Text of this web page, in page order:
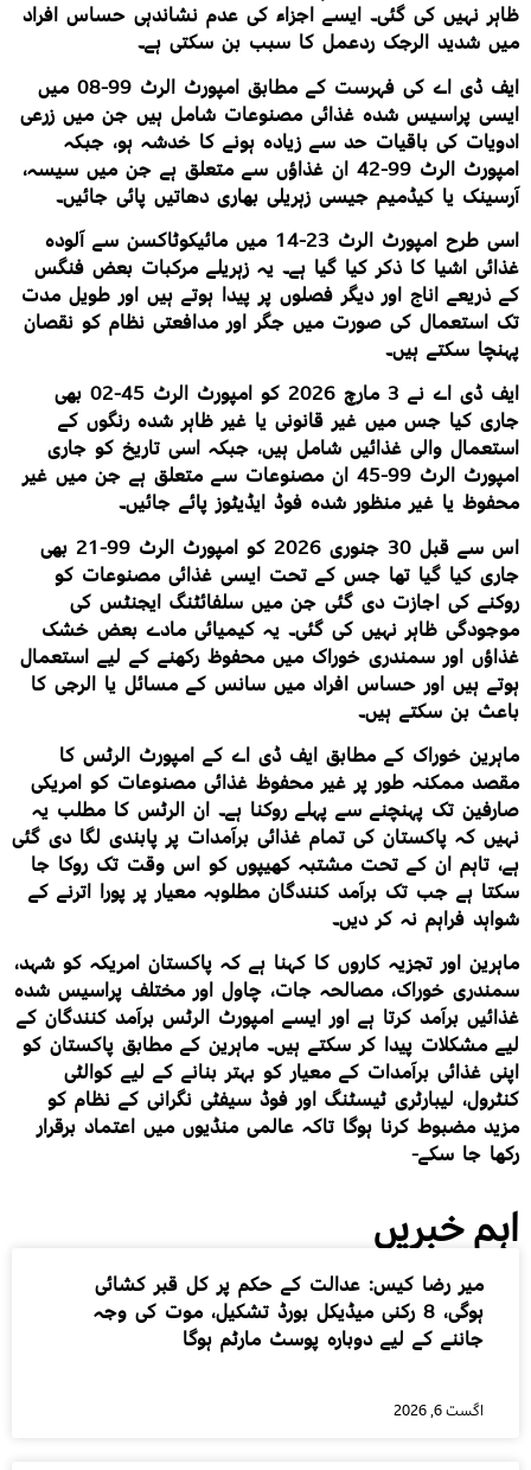
ظاہر نہیں کی گئی۔ ایسے اجزاء کی عدم نشاندہی حساس افراد
میں شدید الرجک ردعمل کا سبب بن سکتی ہے۔
ایف ڈی اے کی فہرست کے مطابق امپورٹ الرٹ 99-08 میں
ایسی پراسیس شدہ غذائی مصنوعات شامل ہیں جن میں زرعی
ادویات کی باقیات حد سے زیادہ ہونے کا خدشہ ہو، جبکہ
امپورٹ الرٹ 99-42 ان غذاؤں سے متعلق ہے جن میں سیسہ،
آرسینک یا کیڈمیم جیسی زہریلی بھاری دھاتیں پائی جائیں۔
اسی طرح امپورٹ الرٹ 23-14 میں مائیکوٹاکسن سے آلودہ
غذائی اشیا کا ذکر کیا گیا ہے۔ یہ زہریلے مرکبات بعض فنگس
کے ذریعے اناج اور دیگر فصلوں پر پیدا ہوتے ہیں اور طویل مدت
تک استعمال کی صورت میں جگر اور مدافعتی نظام کو نقصان
پہنچا سکتے ہیں۔
ایف ڈی اے نے 3 مارچ 2026 کو امپورٹ الرٹ 45-02 بھی
جاری کیا جس میں غیر قانونی یا غیر ظاہر شدہ رنگوں کے
استعمال والی غذائیں شامل ہیں، جبکہ اسی تاریخ کو جاری
امپورٹ الرٹ 99-45 ان مصنوعات سے متعلق ہے جن میں غیر
محفوظ یا غیر منظور شدہ فوڈ ایڈیٹوز پائے جائیں۔
اس سے قبل 30 جنوری 2026 کو امپورٹ الرٹ 99-21 بھی
جاری کیا گیا تھا جس کے تحت ایسی غذائی مصنوعات کو
روکنے کی اجازت دی گئی جن میں سلفائٹنگ ایجنٹس کی
موجودگی ظاہر نہیں کی گئی۔ یہ کیمیائی مادے بعض خشک
غذاؤں اور سمندری خوراک میں محفوظ رکھنے کے لیے استعمال
ہوتے ہیں اور حساس افراد میں سانس کے مسائل یا الرجی کا
باعث بن سکتے ہیں۔
ماہرین خوراک کے مطابق ایف ڈی اے کے امپورٹ الرٹس کا
مقصد ممکنہ طور پر غیر محفوظ غذائی مصنوعات کو امریکی
صارفین تک پہنچنے سے پہلے روکنا ہے۔ ان الرٹس کا مطلب یہ
نہیں کہ پاکستان کی تمام غذائی برآمدات پر پابندی لگا دی گئی
ہے، تاہم ان کے تحت مشتبہ کھیپوں کو اس وقت تک روکا جا
سکتا ہے جب تک برآمد کنندگان مطلوبہ معیار پر پورا اترنے کے
شواہد فراہم نہ کر دیں۔
ماہرین اور تجزیہ کاروں کا کہنا ہے کہ پاکستان امریکہ کو شہد،
سمندری خوراک، مصالحہ جات، چاول اور مختلف پراسیس شدہ
غذائیں برآمد کرتا ہے اور ایسے امپورٹ الرٹس برآمد کنندگان کے
لیے مشکلات پیدا کر سکتے ہیں۔ ماہرین کے مطابق پاکستان کو
اپنی غذائی برآمدات کے معیار کو بہتر بنانے کے لیے کوالٹی
کنٹرول، لیبارٹری ٹیسٹنگ اور فوڈ سیفٹی نگرانی کے نظام کو
مزید مضبوط کرنا ہوگا تاکہ عالمی منڈیوں میں اعتماد برقرار
رکھا جا سکے-
اہم خبریں
میر رضا کیس: عدالت کے حکم پر کل قبر کشائی
ہوگی، 8 رکنی میڈیکل بورڈ تشکیل، موت کی وجہ
جاننے کے لیے دوبارہ پوسٹ مارٹم ہوگا
اگست 6, 2026